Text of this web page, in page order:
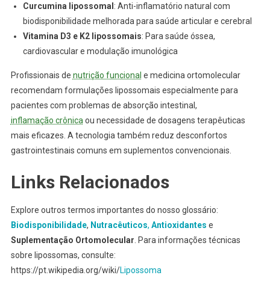
Curcumina lipossomal : Anti-inflamatório natural com
biodisponibilidade melhorada para saúde articular e cerebral
Vitamina D3 e K2 lipossomais: Para saúde óssea,
cardiovascular e modulação imunológica
Profissionais de nutrição funcional e medicina ortomolecular
recomendam formulações lipossomais especialmente para
pacientes com problemas de absorção intestinal,
inflamação crônica ou necessidade de dosagens terapêuticas
mais eficazes. A tecnologia também reduz desconfortos
gastrointestinais comuns em suplementos convencionais.
Links Relacionados
Explore outros termos importantes do nosso glossário:
Biodisponibilidade, Nutracêuticos, Antioxidantes e
Suplementação Ortomolecular . Para informações técnicas
sobre lipossomas, consulte:
https://pt.wikipedia.org/wiki/Lipossoma